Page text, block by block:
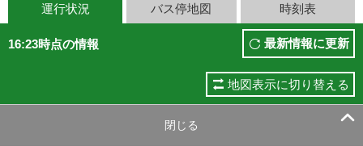
運行状況 バス停地図 時刻表
16:23時点の情報 最新情報に更新
地図表示に切り替える
閉じる 